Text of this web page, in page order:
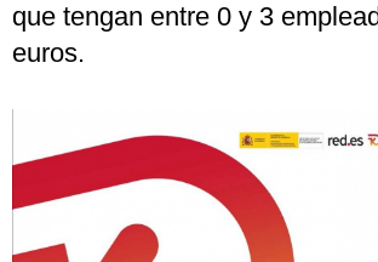
que tengan entre 0 y 3
euros.